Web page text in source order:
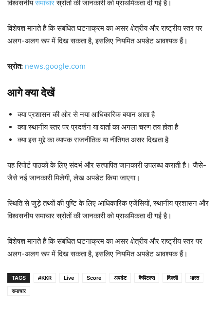
विश्वसनीयसमाचारस्रोतों की जानकारी को प्राथमिकता दी गई है।
विशेषज्ञ मानते हैं कि संबंधित घटनाक्रम का असर क्षेत्रीय और राष्ट्रीय स्तर पर
अलग-अलग रूप में दिख सकता है, इसलिए नियमित अपडेट आवश्यक हैं।
स्रोत: news.google.com
आगे क्या देखें
क्या प्रशासन की ओर से नया आधिकारिक बयान आता है
क्या स्थानीय स्तर पर प्रदर्शन या वार्ता का अगला चरण तय होता है
क्या इस मुद्दे का व्यापक राजनीतिक या नीतिगत असर दिखता है
यह रिपोर्ट पाठकों के लिए संदर्भ और सत्यापित जानकारी उपलब्ध कराती है। जैसे-
जैसे नई जानकारी मिलेगी, लेख अपडेट किया जाएगा।
स्थिति से जुड़े तथ्यों की पुष्टि के लिए आधिकारिक एजेंसियों, स्थानीय प्रशासन और
विश्वसनीय समाचार स्रोतों की जानकारी को प्राथमिकता दी गई है।
विशेषज्ञ मानते हैं कि संबंधित घटनाक्रम का असर क्षेत्रीय और राष्ट्रीय स्तर पर
अलग-अलग रूप में दिख सकता है, इसलिए नियमित अपडेट आवश्यक हैं।
TAGS #KKR Live Score अपडेट कैपिटल्स दिल्ली
भारत
समाचार